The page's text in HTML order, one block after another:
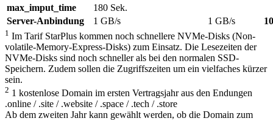
max_imput_time
180 Sek.
Server-Anbindung
1 GB/s 1 GB/s
1 Im Tarif StarPlus kommen noch schnellere NVMe-Disks (Non-
volatile-Memory-Express-Disks) zum Einsatz. Die Lesezeiten der
NVMe-Disks sind noch schneller als bei den normalen SSD-
Speichern. Zudem sollen die Zugriffszeiten um ein vielfaches kürzer
sein.
2 1 kostenlose Domain im ersten Vertragsjahr aus den Endungen
.online / .site / .website / .space / .tech / .store
Ab dem zweiten Jahr kann gewählt werden, ob die Domain zum